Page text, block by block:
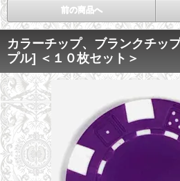
前の商品へ
カラーチップ、ブランクチッ
プル] ＜１０枚セット＞